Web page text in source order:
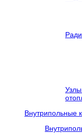
Внутрипольные